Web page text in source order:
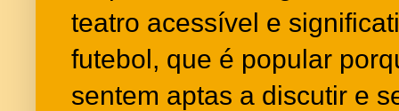
teatro acessível e
futebol, que é popular
sentem aptas a discutir e